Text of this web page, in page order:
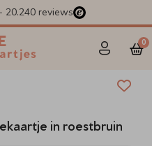
- 20.240 reviews
0
in roestbruin